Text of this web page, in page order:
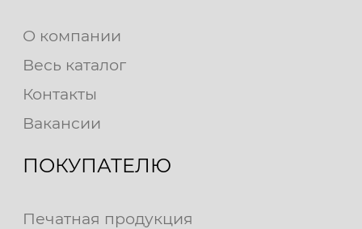
О компании
Весь каталог
Контакты
Вакансии
ПОКУПАТЕЛЮ
Печатная продукция